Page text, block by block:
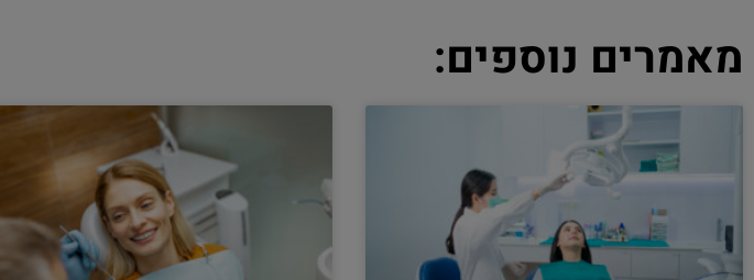
מאמרים נוספים: